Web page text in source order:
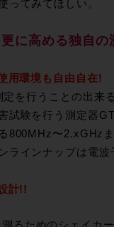
ってみてほしい。
に高める独自の
用環境も自由自在!
を行うことの出来
試験を行う測定器
800MHz〜2.xGHz
ラインナップは電波
計!!